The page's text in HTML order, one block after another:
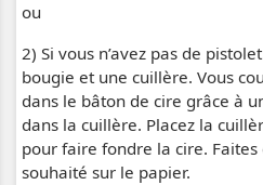
ou
2) Si vous n’avez pas de
bougie et une cuillère. Vous
dans le bâton de cire grâce à
dans la cuillère. Placez la
pour faire fondre la cire. Faites
souhaité sur le papier.